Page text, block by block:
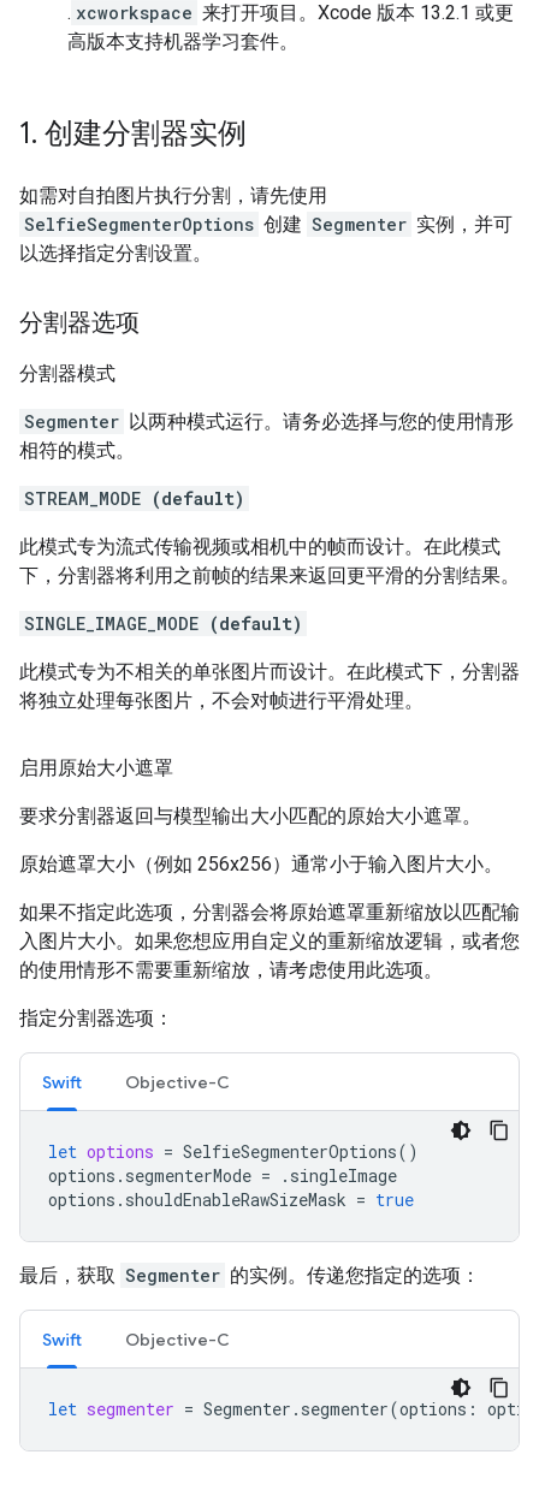
. xcworkspace 来打开项目。Xcode 版本 13.2.1 或更
高版本支持机器学习套件。
1. 创建分割器实例
如需对自拍图片执行分割，请先使用
SelfieSegmenterOptions 创建 Segmenter 实例，并可
以选择指定分割设置。
分割器选项
分割器模式
Segmenter 以两种模式运行。请务必选择与您的使用情形
相符的模式。
STREAM_MODE (default)
此模式专为流式传输视频或相机中的帧而设计。在此模式
下，分割器将利用之前帧的结果来返回更平滑的分割结果。
SINGLE_IMAGE_MODE (default)
此模式专为不相关的单张图片而设计。在此模式下，分割器
将独立处理每张图片，不会对帧进行平滑处理。
启用原始大小遮罩
要求分割器返回与模型输出大小匹配的原始大小遮罩。
原始遮罩大小（例如 256x256）通常小于输入图片大小。
如果不指定此选项，分割器会将原始遮罩重新缩放以匹配输
入图片大小。如果您想应用自定义的重新缩放逻辑，或者您
的使用情形不需要重新缩放，请考虑使用此选项。
指定分割器选项：
Swift Objective-C
let options = SelfieSegmenterOptions()
options . segmenterMode = . singleImage
options . shouldEnableRawSizeMask = true
最后，获取 Segmenter 的实例。传递您指定的选项：
Swift Objective-C
let segmenter = Segmenter . segmenter(options :